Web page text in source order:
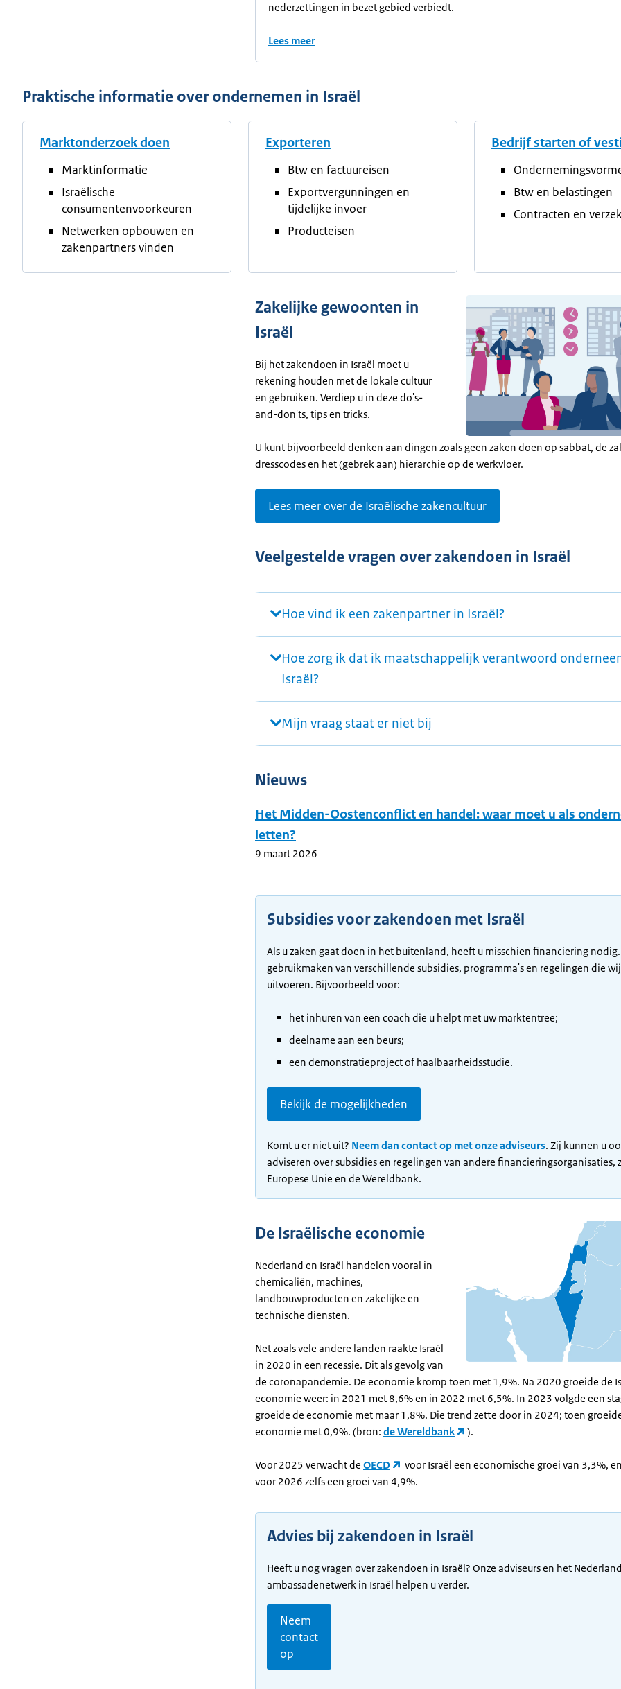
nederzettingen in bezet gebied verbiedt.
Lees meer
Praktische informatie over ondernemen in Israël
Marktonderzoek doen
Marktinformatie
Israëlische
consumentenvoorkeuren
Netwerken opbouwen en
zakenpartners vinden
Exporteren
Btw en factuureisen
Exportvergunningen en
tijdelijke invoer
Producteisen
Bedrijf starten of
Btw en belastingen
Contracten en
Zakelijke gewoonten in
Israël
Bij het zakendoen in Israël moet u
rekening houden met de lokale cultuur
en gebruiken. Verdiep u in deze do's-
and-don'ts, tips en tricks.
U kunt bijvoorbeeld denken aan dingen zoals geen zaken doen op sabbat, de
dresscodes en het (gebrek aan) hierarchie op de werkvloer.
Lees meer over de Israëlische zakencultuur
Veelgestelde vragen over zakendoen in Israël
Hoe vind ik een zakenpartner in Israël?
Hoe zorg ik dat ik maatschappelijk verantwoord
Israël?
Mijn vraag staat er niet bij
Nieuws
Het Midden-Oostenconflict en handel: waar moet u als
letten?
9 maart 2026
Subsidies voor zakendoen met Israël
Als u zaken gaat doen in het buitenland, heeft u misschien financiering
gebruikmaken van verschillende subsidies, programma's en regelingen die wij
uitvoeren. Bijvoorbeeld voor:
het inhuren van een coach die u helpt met uw marktentree;
deelname aan een beurs;
een demonstratieproject of haalbaarheidsstudie.
Bekijk de mogelijkheden
Komt u er niet uit? Neem dan contact op met onze adviseurs. Zij kunnen u
adviseren over subsidies en regelingen van andere financieringsorganisaties,
Europese Unie en de Wereldbank.
De Israëlische economie
Nederland en Israël handelen vooral in
chemicaliën, machines,
landbouwproducten en zakelijke en
technische diensten.
Net zoals vele andere landen raakte Israël
in 2020 in een recessie. Dit als gevolg van
de coronapandemie. De economie kromp toen met 1,9%. Na 2020 groeide de
economie weer: in 2021 met 8,6% en in 2022 met 6,5%. In 2023 volgde een
groeide de economie met maar 1,8%. Die trend zette door in 2024; toen
economie met 0,9%. (bron: de Wereldbank ).
Voor 2025 verwacht de OECD
voor Israël een economische groei van 3,3%,
voor 2026 zelfs een groei van 4,9%.
Advies bij zakendoen in Israël
Heeft u nog vragen over zakendoen in Israël? Onze adviseurs en het
ambassadenetwerk in Israël helpen u verder.
Neem
contact
op